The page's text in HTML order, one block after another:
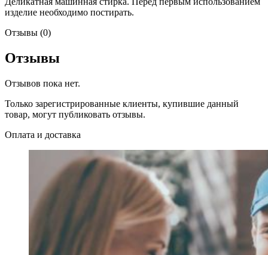
изделие необходимо постирать.
Отзывы (0)
Отзывы
Отзывов пока нет.
Только зарегистрированные клиенты, купившие данный
товар, могут публиковать отзывы.
Оплата и доставка